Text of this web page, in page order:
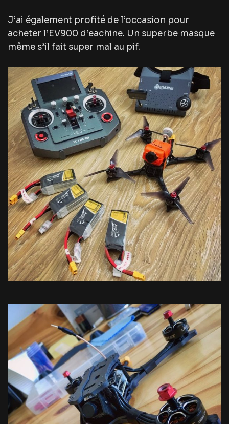
J’ai également profité de l’occasion pour
acheter l’EV900 d’eachine. Un superbe masque
même s’il fait super mal au pif.